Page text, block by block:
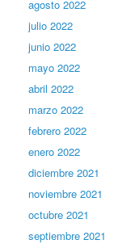
agosto 2022
julio 2022
junio 2022
mayo 2022
abril 2022
marzo 2022
febrero 2022
enero 2022
diciembre 2021
noviembre 2021
octubre 2021
septiembre 2021